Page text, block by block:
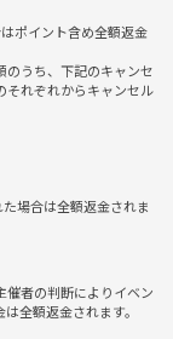
ポイント含め全額返金
のうち、下記のキャンセ
それぞれからキャンセル
場合は全額返金されま
催者の判断によりイベン
全額返金されます。